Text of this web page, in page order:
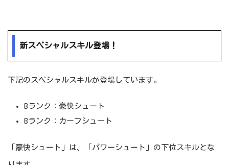
新スペシャルスキル登場！
下記のスペシャルスキルが登場しています。
Bランク：豪快シュート
Bランク：カーブシュート
「豪快シュート」は、「パワーシュート」の下位スキルとな